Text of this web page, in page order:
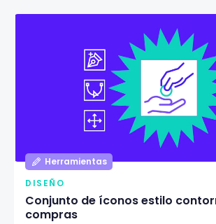
Herramientas
DISEÑO
Conjunto de íconos estilo
compras